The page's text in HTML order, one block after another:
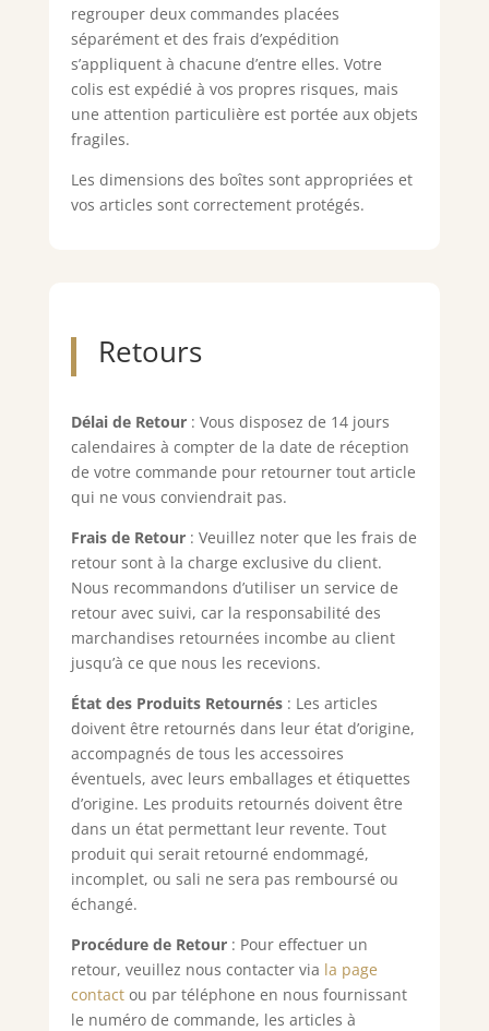
regrouper deux commandes placées
séparément et des frais d’expédition
s’appliquent à chacune d’entre elles. Votre
colis est expédié à vos propres risques, mais
une attention particulière est portée aux objets
fragiles.
Les dimensions des boîtes sont appropriées et
vos articles sont correctement protégés.
Retours
Délai de Retour: Vous disposez de 14 jours
calendaires à compter de la date de réception
de votre commande pour retourner tout article
qui ne vous conviendrait pas.
Frais de Retour: Veuillez noter que les frais de
retour sont à la charge exclusive du client.
Nous recommandons d’utiliser un service de
retour avec suivi, car la responsabilité des
marchandises retournées incombe au client
jusqu’à ce que nous les recevions.
État des Produits Retournés: Les articles
doivent être retournés dans leur état d’origine,
accompagnés de tous les accessoires
éventuels, avec leurs emballages et étiquettes
d’origine. Les produits retournés doivent être
dans un état permettant leur revente. Tout
produit qui serait retourné endommagé,
incomplet, ou sali ne sera pas remboursé ou
échangé.
Procédure de Retour: Pour effectuer un
retour, veuillez nous contacter via la page
contactou par téléphone en nous fournissant
le numéro de commande, les articles à